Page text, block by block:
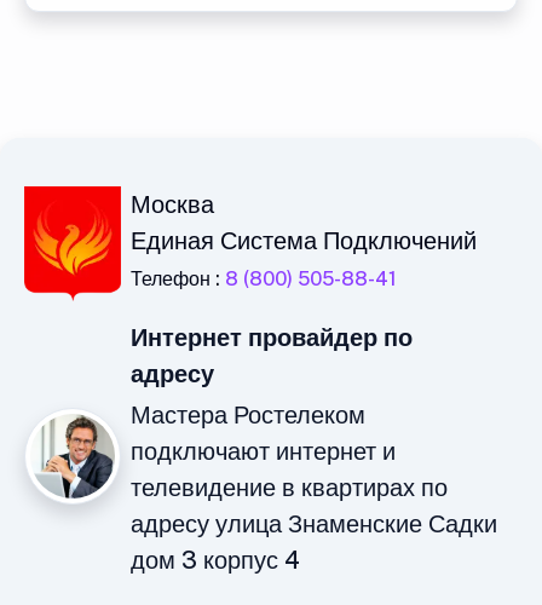
Москва
Единая Система Подключений
Телефон : 8 (800) 505-88-41
Интернет провайдер по
адресу
Мастера Ростелеком
подключают интернет и
телевидение в квартирах по
адресу улица Знаменские Садки
дом 3 корпус 4